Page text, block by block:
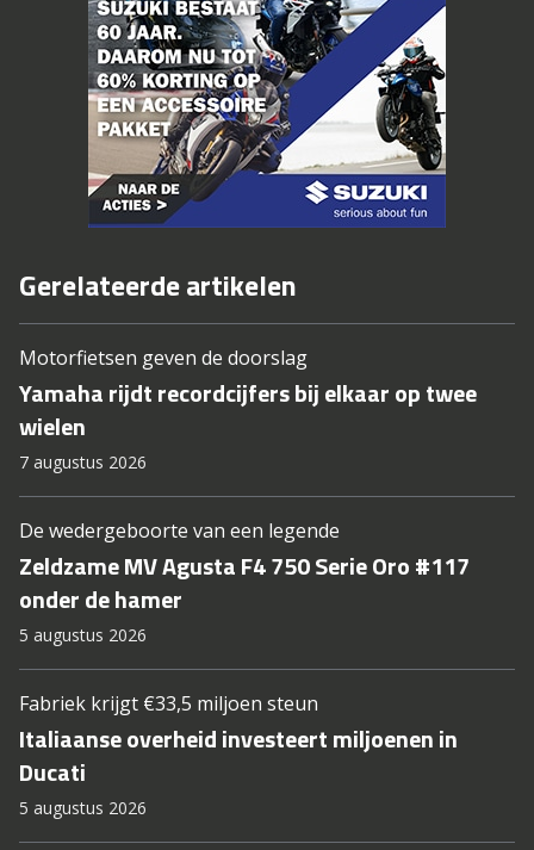
Gerelateerde artikelen
Motorfietsen geven de doorslag
Yamaha rijdt recordcijfers bij elkaar op twee
wielen
7 augustus 2026
De wedergeboorte van een legende
Zeldzame MV Agusta F4 750 Serie Oro #117
onder de hamer
5 augustus 2026
Fabriek krijgt €33,5 miljoen steun
Italiaanse overheid investeert miljoenen in
Ducati
5 augustus 2026